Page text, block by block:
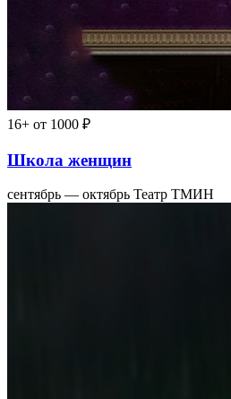
16+ от 1000 ₽
Школа женщин
сентябрь — октябрь Театр ТМИН